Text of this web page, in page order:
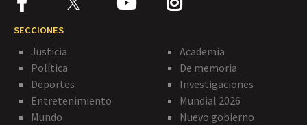
SECCIONES
Justicia
Política
Deportes
Entretenimiento
Mundo
Academia
De memoria
Investigaciones
Mundial 2026
Nuevo gobierno